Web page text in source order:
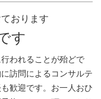
おります
す
われることが殆どで
訪問によるコンサルテ
歓迎です。お一人おひ